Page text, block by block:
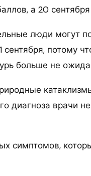
а 20
люди могут
потому
больше не
диагноза врачи
симптомов,